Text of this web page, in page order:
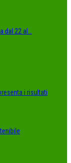
dal 22 al…
i risultati